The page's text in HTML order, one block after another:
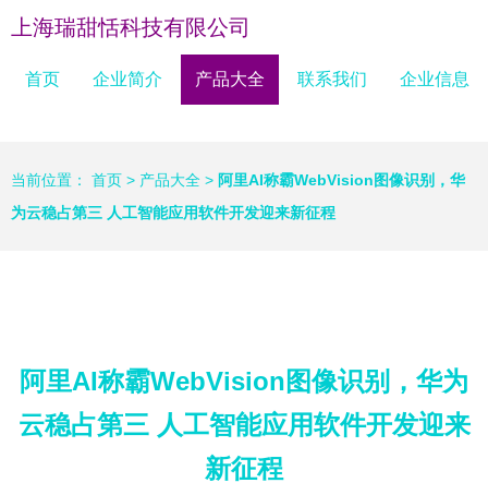
上海瑞甜恬科技有限公司
首页 企业简介 产品大全 联系我们 企业信息
当前位置： 首页 > 产品大全 > 阿里AI称霸WebVision图像识别，华
为云稳占第三 人工智能应用软件开发迎来新征程
阿里AI称霸WebVision图像识别，华为
云稳占第三 人工智能应用软件开发迎来
新征程